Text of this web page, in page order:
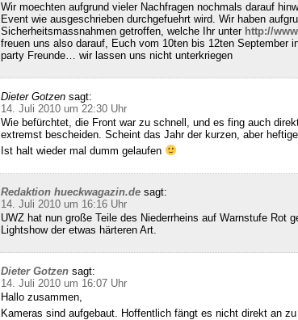
Wir moechten aufgrund vieler Nachfragen nochmals darauf
Event wie ausgeschrieben durchgefuehrt wird. Wir haben
Sicherheitsmassnahmen getroffen, welche Ihr unter http://
freuen uns also darauf, Euch vom 10ten bis 12ten September
party Freunde… wir lassen uns nicht unterkriegen
Dieter Gotzen sagt:
14. Juli 2010 um 22:30 Uhr
Wie befürchtet, die Front war zu schnell, und es fing auch
extremst bescheiden. Scheint das Jahr der kurzen, aber
Ist halt wieder mal dumm gelaufen
Redaktion hueckwagazin.de sagt:
14. Juli 2010 um 16:16 Uhr
UWZ hat nun große Teile des Niederrheins auf Warnstufe Rot
Lightshow der etwas härteren Art.
Dieter Gotzen sagt:
14. Juli 2010 um 16:07 Uhr
Hallo zusammen,
Kameras sind aufgebaut. Hoffentlich fängt es nicht direkt an